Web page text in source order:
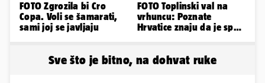
FOTO Zgrozila bi Cro
Copa. Voli se šamarati,
sami joj se javljaju
FOTO Toplinski val na
vrhuncu: Poznate
Hrvatice znaju da je spas
Sve što je bitno, na dohvat ruke